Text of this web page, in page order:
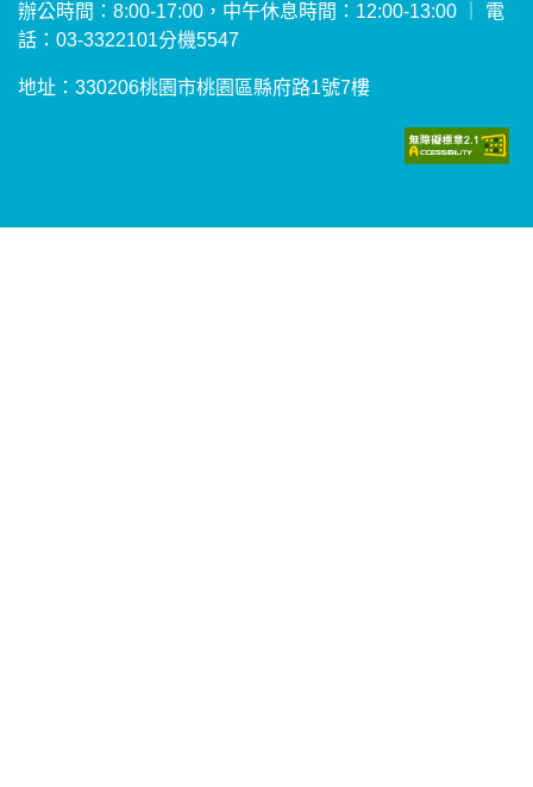
辦公時間：8:00-17:00，中午休息時間：12:00-13:00 ｜ 電
話：03-3322101分機5547
地址：330206桃園市桃園區縣府路1號7樓